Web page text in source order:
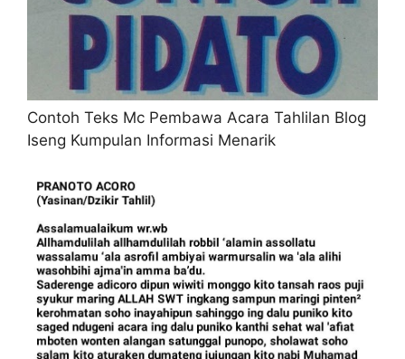
Contoh Teks Mc Pembawa Acara Tahlilan Blog
Iseng Kumpulan Informasi Menarik